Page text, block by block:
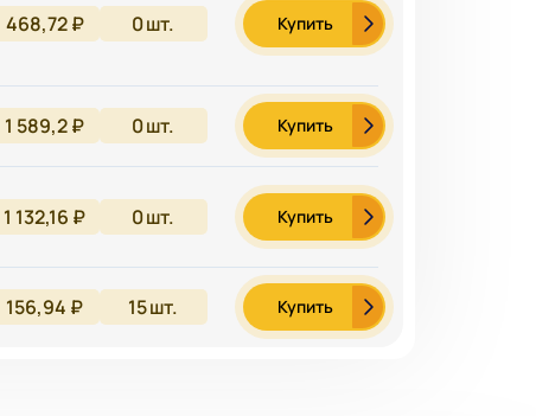
468,72 ₽ 0шт. Купить
1 589,2 ₽ 0шт. Купить
1 132,16 ₽ 0шт. Купить
156,94 ₽ 15шт. Купить